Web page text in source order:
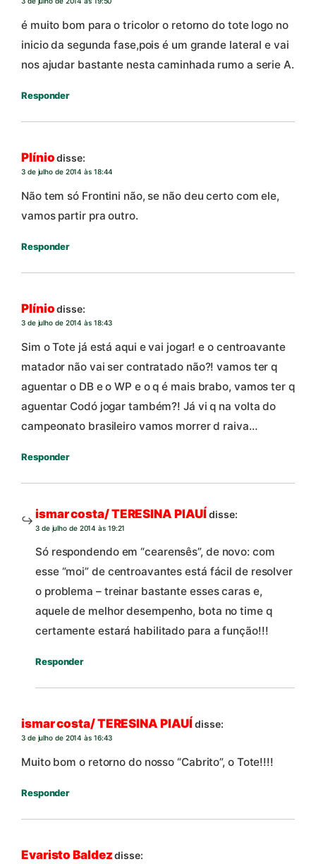
é muito bom para o tricolor o retorno do tote logo no
inicio da segunda fase,pois é um grande lateral e vai
nos ajudar bastante nesta caminhada rumo a serie A.
Responder
Plíniodisse:
3 de julho de 2014 às 18:44
Não tem só Frontini não, se não deu certo com ele,
vamos partir pra outro.
Responder
Plíniodisse:
3 de julho de 2014 às 18:43
Sim o Tote já está aqui e vai jogar! e o centroavante
matador não vai ser contratado não?! vamos ter q
aguentar o DB e o WP e o q é mais brabo, vamos ter q
aguentar Codó jogar também?! Já vi q na volta do
campeonato brasileiro vamos morrer d raiva…
Responder
ismar costa/ TERESINA PIAUÍdisse:
3 de julho de 2014 às 19:21
Só respondendo em “cearensês”, de novo: com
esse “moi” de centroavantes está fácil de resolver
o problema – treinar bastante esses caras e,
aquele de melhor desempenho, bota no time q
certamente estará habilitado para a função!!!
Responder
ismar costa/ TERESINA PIAUÍdisse:
3 de julho de 2014 às 16:43
Muito bom o retorno do nosso “Cabrito”, o Tote!!!!
Responder
Evaristo Baldez disse: